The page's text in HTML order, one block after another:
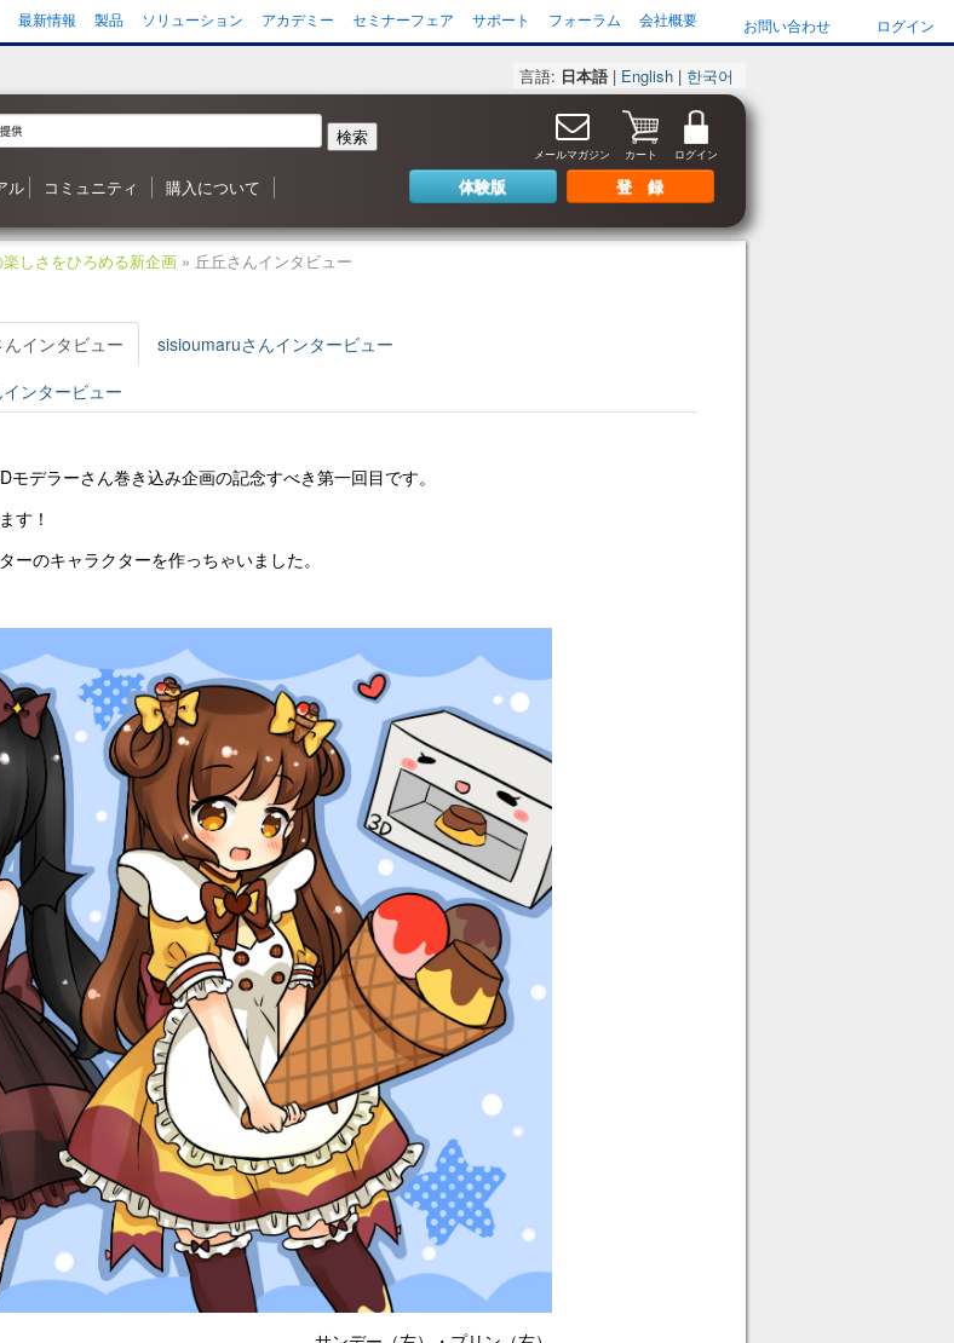
最新情報 製品 ソリューション アカデミー セミナーフェア サポート フォーラム 会社概要 お問い合わせ ログイン
言語: 日本語| English | 한국어
検索
こそ
ル
作ガイダンス
使い方
はいかがですか？
のチュートリアル
トリアル
シュでキャラクタを作成
ン事始め
3D
連携！
コミュニティ
Shade3D フォーラム
事例紹介・インタビュー
特集・コンテスト
ギャラリー
購入について
Shade3D 製品のご購入について
Shapeasy の購入
マジカルスケッチ 3D の購入
体験版 登 録
ログイン
カート
メールマガジン
しさをひろめる新企画 » 丘丘さんインタビュー
んインタビュー
sisioumaruさんインタービュー
ンタービュー
デラーさん巻き込み企画の記念すべき第一回目です。
す！
のキャラクターを作っちゃいました。